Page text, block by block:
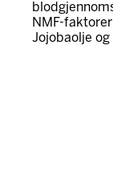
NMF-
Jojobaolje